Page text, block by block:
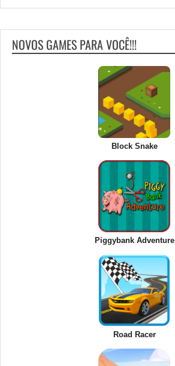
NOVOS GAMES PARA VOCÊ!!!
Block Snake
Piggybank Adventure
Road Racer